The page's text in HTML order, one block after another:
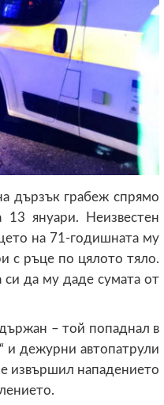
дързък грабеж спрямо
януари. Неизвестен
на 71-годишната му
с ръце по цялото тяло.
си да му даде сумата от
– той попаднал в
и дежурни автопатрули
извършил нападението